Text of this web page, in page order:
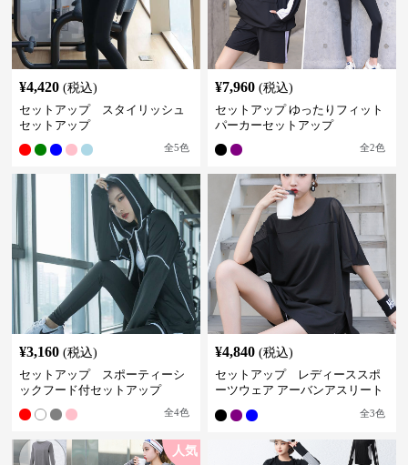
¥4,420 (税込)
セットアップ スタイリッシュ
セットアップ
全5色
¥7,960 (税込)
セットアップ ゆったりフィット
パーカーセットアップ
全2色
¥3,160 (税込)
セットアップ スポーティーシ
ックフード付セットアップ
全4色
¥4,840 (税込)
セットアップ レディーススポ
ーツウェア アーバンアスリート
全3色
人気